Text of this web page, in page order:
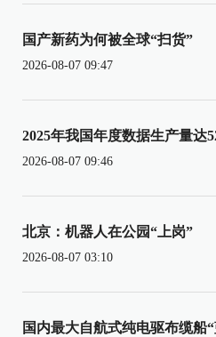
国产新药为何被全球“扫货”
2026-08-07 09:47
2025年我国年度数据生产量达
2026-08-07 09:46
北京：机器人在公园“上岗”
2026-08-07 03:10
国内最大自航式纯电驱布缆船